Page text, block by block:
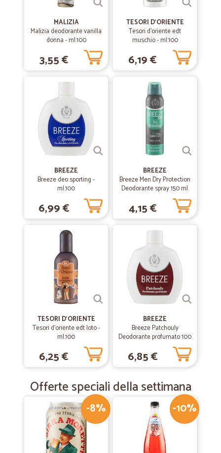
MALIZIA
Malizia deodorante vanilla
donna - ml.100
3,55 €
TESORI D'ORIENTE
Tesori d'oriente edt
muschio - ml.100
6,19 €
BREEZE
Breeze deo sporting -
ml.100
6,99 €
BREEZE
Breeze Men Dry Protection
Deodorante spray 150 ml.
4,15 €
TESORI D'ORIENTE
Tesori d'oriente edt loto -
ml.100
6,25 €
BREEZE
Breeze Patchouly
Deodorante profumato 100
6,85 €
Offerte speciali della settimana
-8% -10%